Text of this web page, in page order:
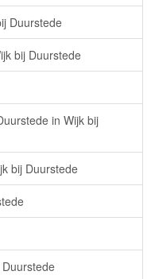
Duurstede
bij Duurstede
in Wijk bij
bij Duurstede